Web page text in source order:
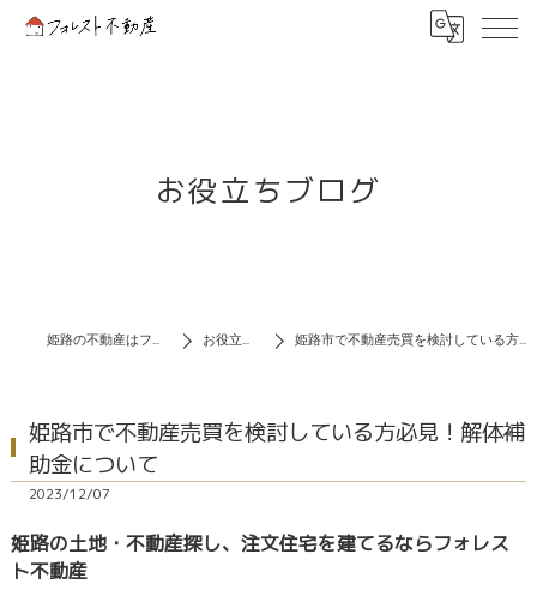
お役立ちブログ
姫路の不動産はフォレスト不動産 お役立ちブログ 姫路市で不動産売買を検討している方必見！解体補助金について
姫路市で不動産売買を検討している方必見！解体補
助金について
2023/12/07
姫路の土地・不動産探し、注文住宅を建てるならフォレス
ト不動産